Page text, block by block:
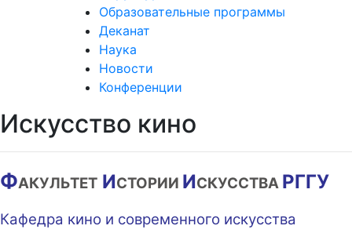
Образовательные программы
Деканат
Наука
Новости
Конференции
Искусство кино
ФАКУЛЬТЕТ ИСТОРИИ ИСКУССТВА РГГУ
Кафедра кино и современного искусства